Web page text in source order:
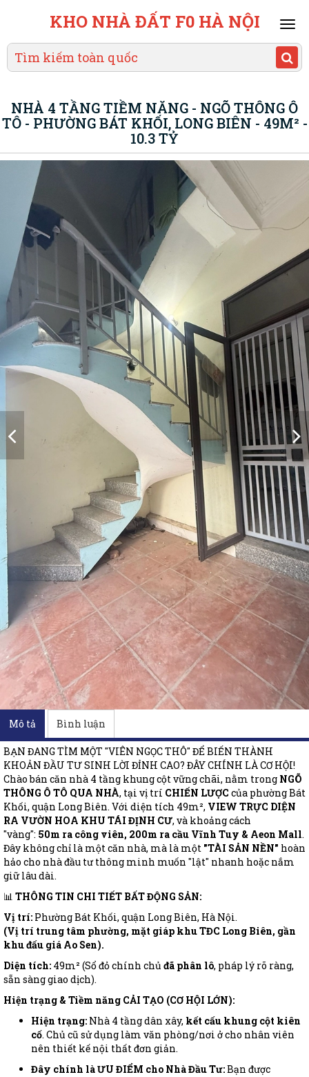
KHO NHÀ ĐẤT F0 HÀ NỘI
NHÀ 4 TẦNG TIỀM NĂNG - NGÕ THÔNG Ô
TÔ - PHƯỜNG BÁT KHỐI, LONG BIÊN - 49M² -
10.3 TỶ
Mô tả Bình luận
BẠN ĐANG TÌM MỘT "VIÊN NGỌC THÔ" ĐỂ BIẾN THÀNH
KHOẢN ĐẦU TƯ SINH LỜI ĐỈNH CAO? ĐÂY CHÍNH LÀ CƠ HỘI!
Chào bán căn nhà 4 tầng khung cột vững chãi, nằm trong NGÕ
THÔNG Ô TÔ QUA NHÀ, tại vị trí CHIẾN LƯỢC của phường Bát
Khối, quận Long Biên. Với diện tích 49m², VIEW TRỰC DIỆN
RA VƯỜN HOA KHU TÁI ĐỊNH CƯ, và khoảng cách
"vàng": 50m ra công viên, 200m ra cầu Vĩnh Tuy & Aeon Mall.
Đây không chỉ là một căn nhà, mà là một "TÀI SẢN NỀN" hoàn
hảo cho nhà đầu tư thông minh muốn "lật" nhanh hoặc nắm
giữ lâu dài.
📊 THÔNG TIN CHI TIẾT BẤT ĐỘNG SẢN:
Vị trí: Phường Bát Khối, quận Long Biên, Hà Nội.
(Vị trí trung tâm phường, mặt giáp khu TĐC Long Biên, gần
khu đấu giá Ao Sen).
Diện tích: 49m² (Sổ đỏ chính chủ đã phân lô, pháp lý rõ ràng,
sẵn sàng giao dịch).
Hiện trạng & Tiềm năng CẢI TẠO (CƠ HỘI LỚN):
Hiện trạng: Nhà 4 tầng dân xây, kết cấu khung cột kiên
cố. Chủ cũ sử dụng làm văn phòng/nơi ở cho nhân viên
nên thiết kế nội thất đơn giản.
Đây chính là ƯU ĐIỂM cho Nhà Đầu Tư:Bạn được